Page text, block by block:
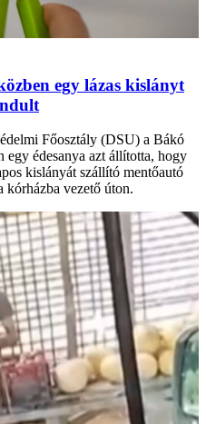
egy lázas kislányt
Főosztály (DSU) a Bákó
édesanya azt állította, hogy
kislányát szállító mentőautó
kórházba vezető úton.